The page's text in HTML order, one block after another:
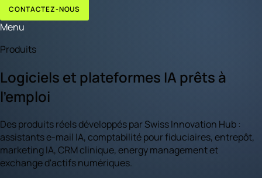
CONTACTEZ-NOUS
Menu
Produits
Logiciels et plateformes IA prêts à
l'emploi
Des produits réels développés par Swiss Innovation Hub :
assistants e-mail IA, comptabilité pour fiduciaires, entrepôt,
marketing IA, CRM clinique, energy management et
exchange d'actifs numériques.